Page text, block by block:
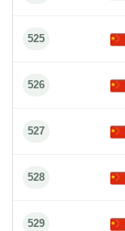
525
526
527
528
529